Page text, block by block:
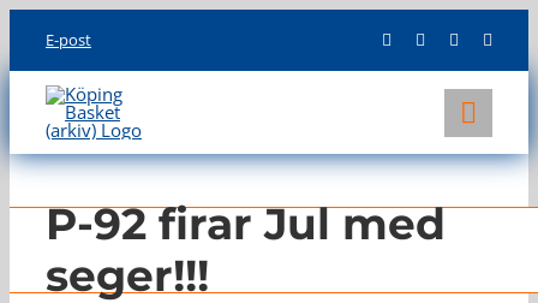
content
E-post
KLUBBEN
LAG
INFO
P-92 firar Jul med
seger!!!